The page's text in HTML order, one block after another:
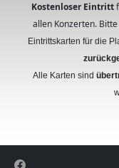
Kostenloser Eintritt
allen Konzerten.
Eintrittskarten für die
Alle Karten sind